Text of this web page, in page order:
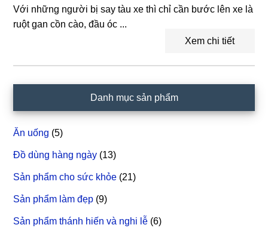
Với những người bị say tàu xe thì chỉ cần bước lên xe là
ruột gan cồn cào, đầu óc ...
Xem chi tiết
chính
Danh mục sản phẩm
Ăn uống (5)
Đồ dùng hàng ngày (13)
Sản phẩm cho sức khỏe (21)
Sản phẩm làm đẹp (9)
Sản phẩm thánh hiến và nghi lễ (6)